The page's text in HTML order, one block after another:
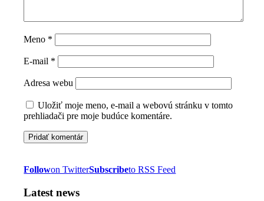
Meno *
E-mail *
Adresa webu
Uložiť moje meno, e-mail a webovú stránku v tomto
prehliadači pre moje budúce komentáre.
Followon TwitterSubscribeto RSS Feed
Latest news